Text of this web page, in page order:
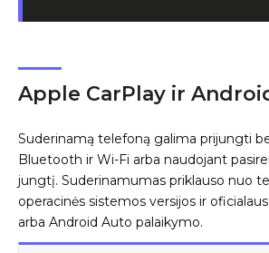
Apple CarPlay ir
Suderinamą telefoną galima prijungti
Bluetooth ir Wi-Fi arba naudojant
jungtį. Suderinamumas priklauso nuo
operacinės sistemos versijos ir
arba Android Auto palaikymo.